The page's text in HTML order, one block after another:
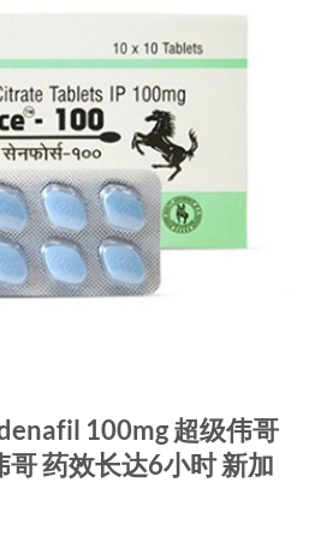
100mg 超级伟哥
药效长达6小时 新加